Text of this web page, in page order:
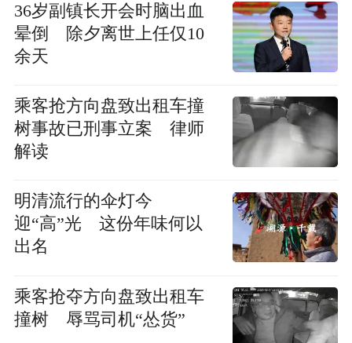
36岁副镇长开会时脑出血
晕倒 除夕离世上任仅10
余天
乘客抢方向盘致出租车撞
树事故已刑事立案 律师
解读
明清流行的伞灯今
迎“高”光 这份年味何以
出名
乘客抢夺方向盘致出租车
撞树 辱骂司机“怂货”